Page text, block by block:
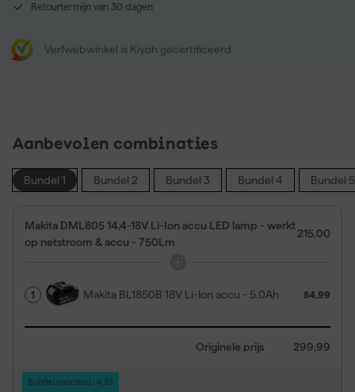
Retourtermijn van 30 dagen
Verfwebwinkel is Kiyoh gecertificeerd
Aanbevolen combinaties
Bundel 1 Bundel 2 Bundel 3 Bundel 4 Bundel 5
Makita DML805 14,4-18V Li-Ion accu LED lamp - werkt
op netstroom & accu - 750Lm
215,00
1 Makita BL1850B 18V Li-Ion accu - 5.0Ah 84,99
Originele prijs 299,99
Bundelvoordeel: 4,25